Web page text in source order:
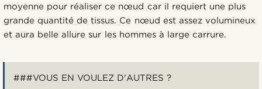
moyenne pour réaliser ce nœud car il requiert une plus
grande quantité de tissus. Ce nœud est assez volumineux
et aura belle allure sur les hommes à large carrure.
###VOUS EN VOULEZ D'AUTRES ?